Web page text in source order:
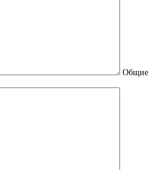
Общие